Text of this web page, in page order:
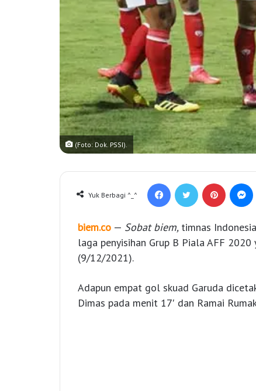
(Foto: Dok. PSSI).
Yuk Berbagi ^_^
biem.co — Sobat biem, timnas
laga penyisihan Grup B Piala AFF
(9/12/2021).
Adapun empat gol skuad Garuda
Dimas pada menit 17′ dan Ramai